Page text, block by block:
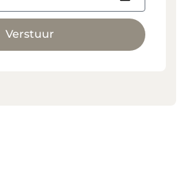
Verstuur